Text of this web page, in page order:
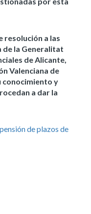
resolución a las
de la Generalitat
de Alicante,
Valenciana de
conocimiento y
a dar la
de plazos de